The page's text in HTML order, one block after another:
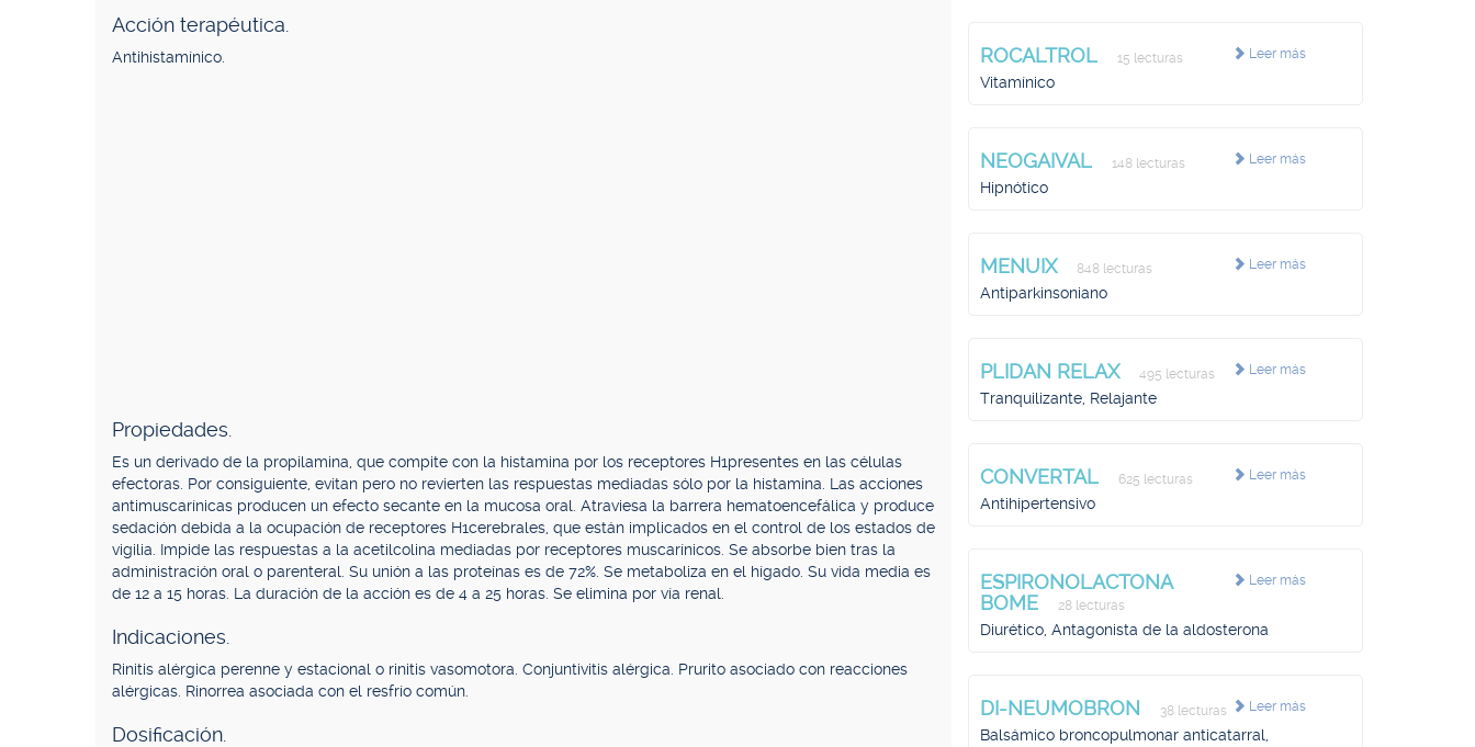
Acción terapéutica.
Antihistamínico.
Propiedades.
Es un derivado de la propilamina, que compite con la histamina por los receptores H1presentes en las células
efectoras. Por consiguiente, evitan pero no revierten las respuestas mediadas sólo por la histamina. Las acciones
antimuscarínicas producen un efecto secante en la mucosa oral. Atraviesa la barrera hematoencefálica y produce
sedación debida a la ocupación de receptores H1cerebrales, que están implicados en el control de los estados de
vigilia. Impide las respuestas a la acetilcolina mediadas por receptores muscarínicos. Se absorbe bien tras la
administración oral o parenteral. Su unión a las proteínas es de 72%. Se metaboliza en el hígado. Su vida media es
de 12 a 15 horas. La duración de la acción es de 4 a 25 horas. Se elimina por vía renal.
Indicaciones.
Rinitis alérgica perenne y estacional o rinitis vasomotora. Conjuntivitis alérgica. Prurito asociado con reacciones
alérgicas. Rinorrea asociada con el resfrío común.
Dosificación.
Leer más
ROCALTROL 15 lecturas
Vitamínico
Leer más
NEOGAIVAL 148 lecturas
Hipnótico
Leer más
MENUIX 848 lecturas
Antiparkinsoniano
Leer más
PLIDAN RELAX 495 lecturas
Tranquilizante, Relajante
Leer más
CONVERTAL 625 lecturas
Antihipertensivo
Leer más
ESPIRONOLACTONA
BOME
28 lecturas
Diurético, Antagonista de la aldosterona
Leer más
DI-NEUMOBRON 38 lecturas
Balsámico broncopulmonar anticatarral,